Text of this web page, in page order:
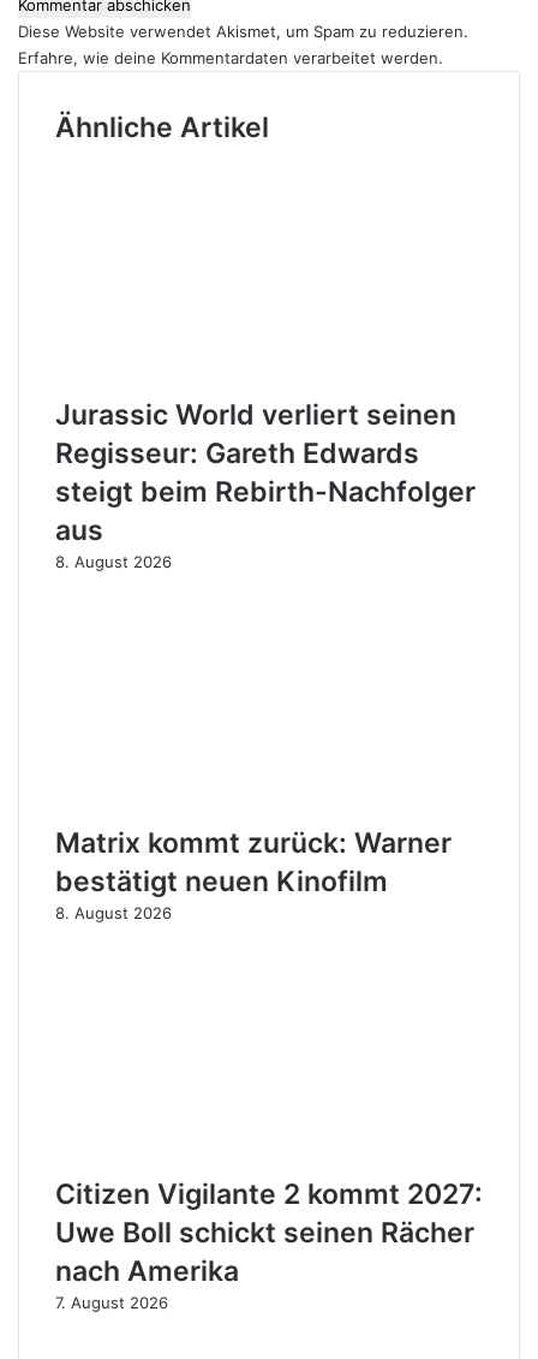
Diese Website verwendet Akismet, um Spam zu reduzieren.
Erfahre, wie deine Kommentardaten verarbeitet werden.
Ähnliche Artikel
Jurassic World verliert seinen
Regisseur: Gareth Edwards
steigt beim Rebirth-Nachfolger
aus
8. August 2026
Matrix kommt zurück: Warner
bestätigt neuen Kinofilm
8. August 2026
Citizen Vigilante 2 kommt 2027:
Uwe Boll schickt seinen Rächer
nach Amerika
7. August 2026